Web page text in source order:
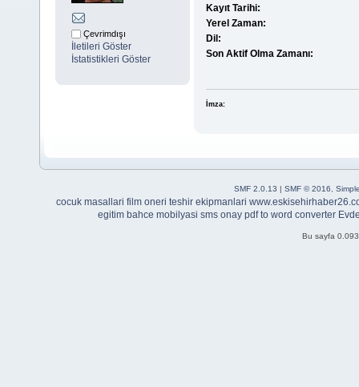
Çevrimdışı
İletileri Göster
İstatistikleri Göster
Kayıt Tarihi:
Yerel Zaman:
Dil:
Son Aktif Olma Zamanı:
İmza:
SMF 2.0.13 | SMF © 2016
cocuk masallari film oneri teshir ekipmanlari
egitim bahce mobilyasi sms onay pdf to word converter
Bu sayfa